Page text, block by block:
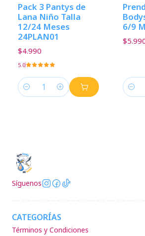
Pack 3 Pantys de
Lana Niño Talla
12/24 Meses
24PLAN01
$4.990
5.0
Cantidad
6/9
Síguenos
CATEGORÍAS
Términos y Condiciones